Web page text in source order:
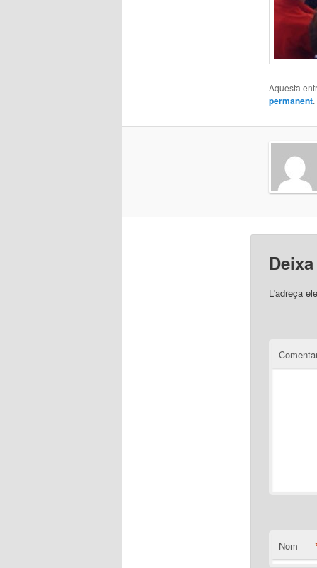
Aquesta
permanent.
L'adreça
Nom